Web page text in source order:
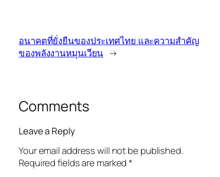
อนาคตที่ยั่งยืนของประเทศไทย และความสำคัญ
ของพลังงานหมุนเวียน →
Comments
Leave a Reply
Your email address will not be published.
Required fields are marked*